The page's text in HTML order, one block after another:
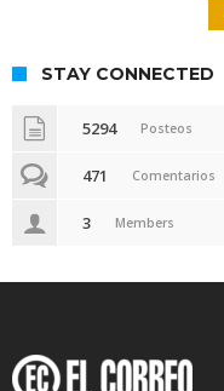
STAY CONNECTED
5294 Posteos
471 Comentarios
3 Members